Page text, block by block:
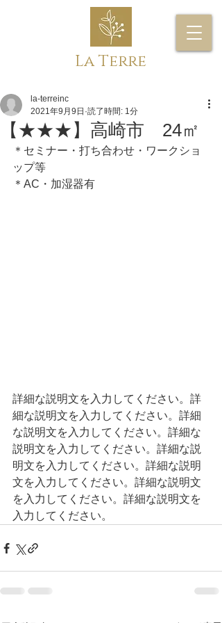
La Terre
【★★★】高崎市 24㎡
la-terreinc
2021年9月9日 読了時間: 1分
＊セミナー・打ち合わせ・ワークショ
ップ等
＊AC・加湿器有
詳細な説明文を入力してください。詳
細な説明文を入力してください。詳細
な説明文を入力してください。詳細な
説明文を入力してください。詳細な説
明文を入力してください。詳細な説明
文を入力してください。詳細な説明文
を入力してください。詳細な説明文を
入力してください。